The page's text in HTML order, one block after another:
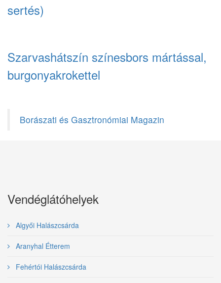
sertés)
Szarvashátszín színesbors mártással,
burgonyakrokettel
Borászati és Gasztronómiai Magazin
Vendéglátóhelyek
Algyői Halászcsárda
Aranyhal Étterem
Fehértói Halászcsárda